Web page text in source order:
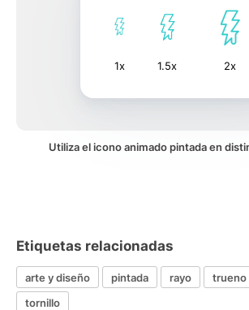
1x 1.5x 2x
Utiliza el icono animado pintada en
Etiquetas relacionadas
arte y diseño pintada rayo trueno
tornillo